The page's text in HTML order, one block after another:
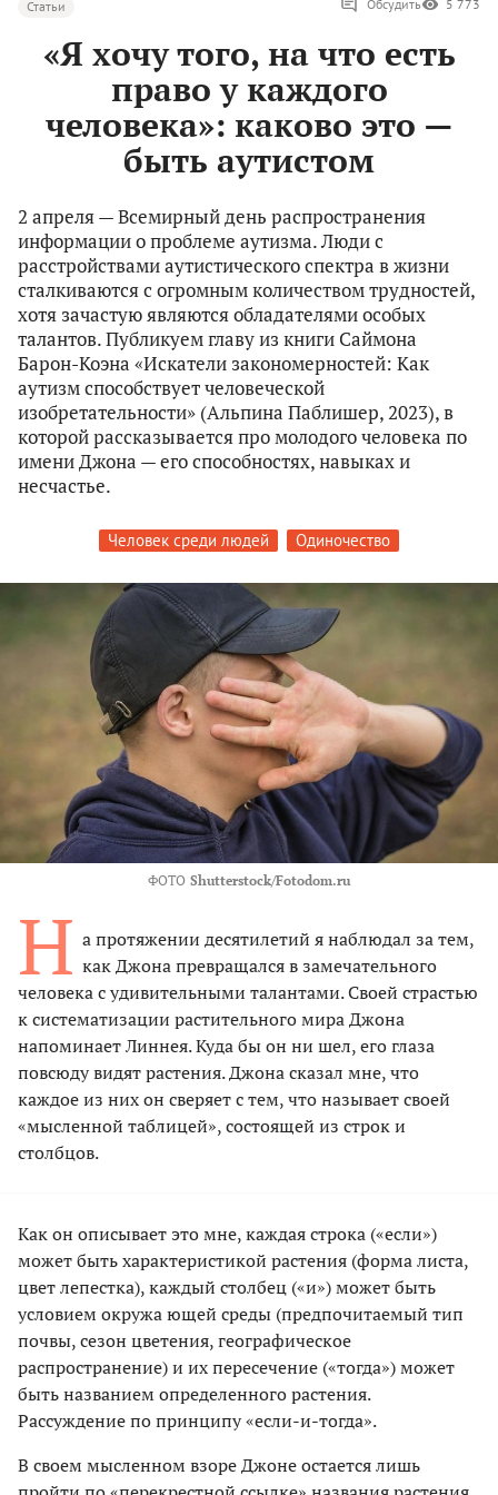
Статьи Обсудить 5 773
«Я хочу того, на что есть
право у каждого
человека»: каково это —
быть аутистом
2 апреля — Всемирный день распространения
информации о проблеме аутизма. Люди с
расстройствами аутистического спектра в жизни
сталкиваются с огромным количеством трудностей,
хотя зачастую являются обладателями особых
талантов. Публикуем главу из книги Саймона
Барон-Коэна «Искатели закономерностей: Как
аутизм способствует человеческой
изобретательности» (Альпина Паблишер, 2023), в
которой рассказывается про молодого человека по
имени Джона — его способностях, навыках и
несчастье.
Человек среди людей Одиночество
ФОТО Shutterstock/Fotodom.ru
Н а протяжении десятилетий я наблюдал за тем,
как Джона превращался в замечательного
человека с удивительными талантами. Своей страстью
к систематизации растительного мира Джона
напоминает Линнея. Куда бы он ни шел, его глаза
повсюду видят растения. Джона сказал мне, что
каждое из них он сверяет с тем, что называет своей
«мысленной таблицей», состоящей из строк и
столбцов.
Как он описывает это мне, каждая строка («если»)
может быть характеристикой растения (форма листа,
цвет лепестка), каждый столбец («и») может быть
условием окружа ющей среды (предпочитаемый тип
почвы, сезон цветения, географическое
распространение) и их пересечение («тогда») может
быть названием определенного растения.
Рассуждение по принципу «если-и-тогда».
В своем мысленном взоре Джоне остается лишь